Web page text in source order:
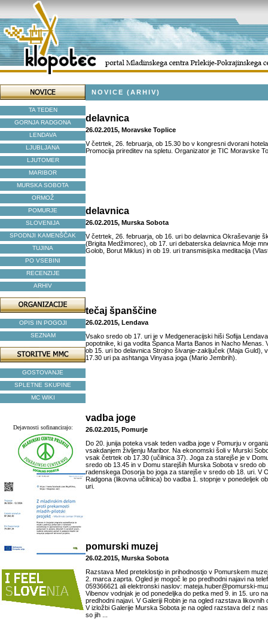
TA TEDEN
GORNJA RADGONA
LENDAVA
LJUBLJANA
LJUTOMER
MARIBOR
MURSKA SOBOTA
ORMOŽ
POMURJE
SLOVENIJA
SPODNJI KAMENŠČAK
TUJINA
PO VSEBINI
RECENZIJE
ARHIV
OPIS IN POGOJI
SEZNAM
GOSTOVANJE
SPLETNE SKUPINE
MC WIKI
Dejavnosti sofinancirajo:
NOVICE (ARHIV)
delavnica
26.02.2015, Moravske Toplice
V četrtek, 26. februarja, ob 15.30 bo v kongresni dvorani
Promocija prireditev na spletu. Organizator je TIC Moravske
delavnica
26.02.2015, Murska Sobota
V četrtek, 26. februarja, ob 16. uri bo delavnica Okraševanje
(Brigita Medžimorec), ob 17. uri debaterska delavnica Moje
Golob, Borut Miklus) in ob 19. uri transmisijska meditacija
tečaj španščine
26.02.2015, Lendava
Vsako sredo ob 17. uri je v Medgeneracijski hiši Sofija
popotnike, ki ga vodita Španca Marta Banos in Nacho Menas.
ob 15. uri bo delavnica Strojno šivanje-zaključek (Maja Guld),
17.30 uri pa ashtanga Vinyasa joga (Mario Jembrih).
vadba joge
26.02.2015, Pomurje
Do 20. junija poteka vsak teden vadba joge v Pomurju v
vsakdanjem življenju Maribor. Na ekonomski šoli v Murski
vsak četrtek ob 17.30 (učilnica 37). Joga za starejše je v
sredo ob 13.45 in v Domu starejših Murska Sobota v sredo ob
radenskega Dosorja bo joga za starejše v sredo ob 18. uri. V
Radgona (likovna učilnica) bo vadba 1. stopnje v ponedeljek
uri.
pomurski muzej
26.02.2015, Murska Sobota
Razstava Med preteklostjo in prihodnostjo v Pomurskem
2. marca zaprta. Ogled je mogoč le po predhodni najavi na
059366621 ali elektronski naslov: mateja.huber@pomurski-
Vibenov vodnjak je od ponedeljka do petka med 9. in 15. uro
predhodni najavi. V Galeriji Robin je na ogled razstava
V izložbi Galerije Murska Sobota je na ogled razstava del z
so jih ...